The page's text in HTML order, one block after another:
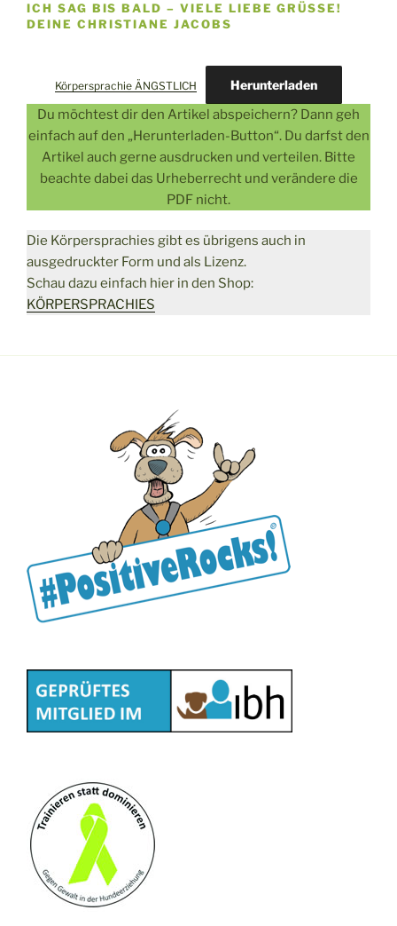
ICH SAG BIS BALD – VIELE LIEBE GRÜSSE! D
EINE CHRISTIANE JACOBS
Körpersprachie ÄNGSTLICH Herunterladen
Du möchtest dir den Artikel abspeichern? Dann geh
einfach auf den „Herunterladen-Button“. Du darfst den
Artikel auch gerne ausdrucken und verteilen. Bitte
beachte dabei das Urheberrecht und verändere die
PDF nicht.
Die Körpersprachies gibt es übrigens auch in
ausgedruckter Form und als Lizenz.
Schau dazu einfach hier in den Shop:
KÖRPERSPRACHIES